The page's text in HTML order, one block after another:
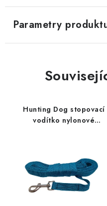
Parametry
Hunting Dog stopovací
vodítko nylonové